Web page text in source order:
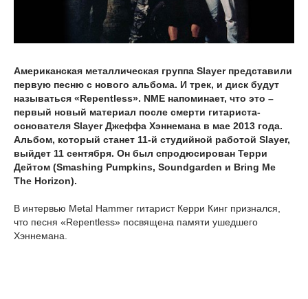
Американская металлическая группа Slayer представили
первую песню с нового альбома. И трек, и диск будут
называться «Repentless». NME напоминает, что это –
первый новый материал после смерти гитариста-
основателя Slayer Джеффа Хэннемана в мае 2013 года.
Альбом, который станет 11-й студийной работой Slayer,
выйдет 11 сентября. Он был спродюсирован Терри
Дейтом (Smashing Pumpkins, Soundgarden и Bring Me
The Horizon).
В интервью Metal Hammer гитарист Керри Кинг признался,
что песня «Repentless» посвящена памяти ушедшего
Хэннемана.